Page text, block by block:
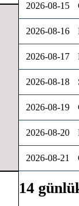
2026-08-15
2026-08-16
2026-08-17
2026-08-18
2026-08-19
2026-08-20
2026-08-21
14